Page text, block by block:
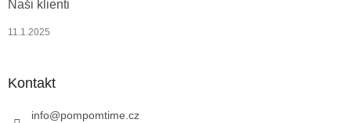
Naši klienti
11.1.2025
Kontakt
info@pompomtime.cz